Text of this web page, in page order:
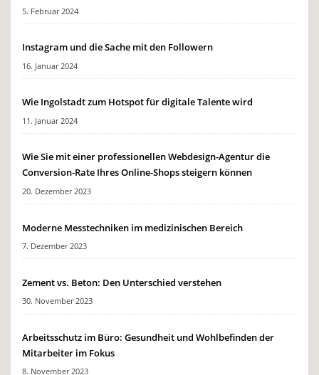
5. Februar 2024
Instagram und die Sache mit den Followern
16. Januar 2024
Wie Ingolstadt zum Hotspot für digitale Talente wird
11. Januar 2024
Wie Sie mit einer professionellen Webdesign-Agentur die
Conversion-Rate Ihres Online-Shops steigern können
20. Dezember 2023
Moderne Messtechniken im medizinischen Bereich
7. Dezember 2023
Zement vs. Beton: Den Unterschied verstehen
30. November 2023
Arbeitsschutz im Büro: Gesundheit und Wohlbefinden der
Mitarbeiter im Fokus
8. November 2023